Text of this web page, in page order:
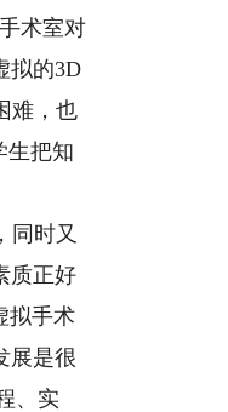
术室对
拟的3D
难，也
生把知
同时又
质正好
拟手术
展是很
、实